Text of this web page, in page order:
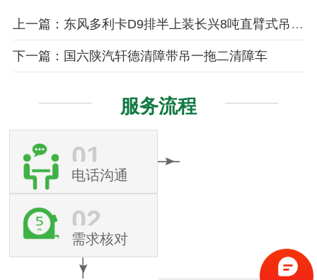
上一篇：东风多利卡D9排半上装长兴8吨直臂式吊机（清障带吊）
下一篇：国六陕汽轩德清障带吊一拖二清障车
服务流程
01
电话沟通
02
需求核对